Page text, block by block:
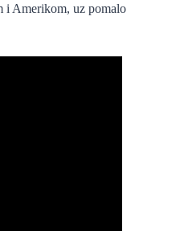
i Amerikom, uz pomalo